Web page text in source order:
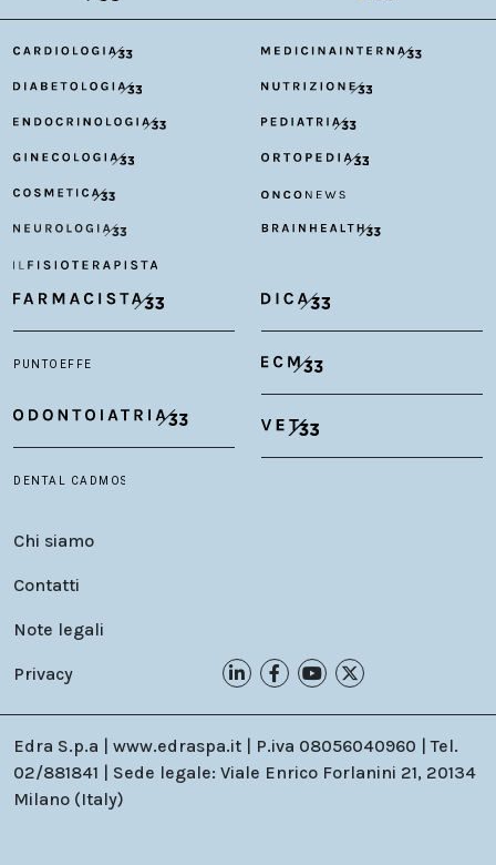
Chi siamo
Contatti
Note legali
Privacy
Edra S.p.a | www.edraspa.it | P.iva 08056040960 | Tel.
02/881841 | Sede legale: Viale Enrico Forlanini 21, 20134
Milano (Italy)